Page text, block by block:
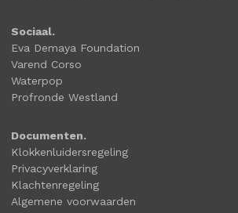
Sociaal.
Eva Demaya Foundation
Varend Corso
Waterpop
Profronde Westland
Documenten.
Klokkenluidersregeling
Privacyverklaring
Klachtenregeling
Algemene voorwaarden